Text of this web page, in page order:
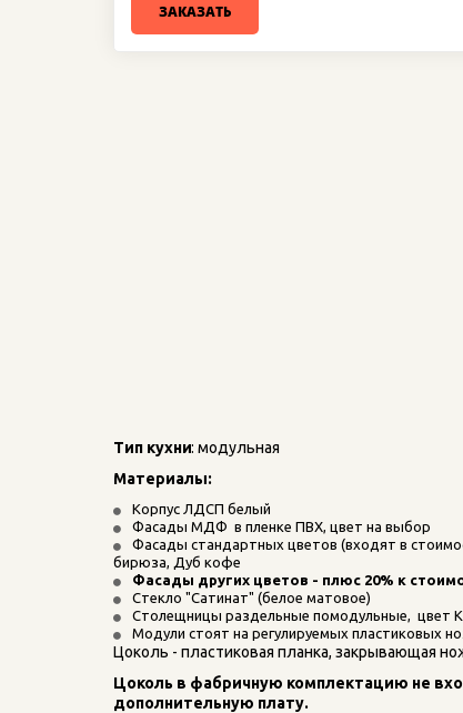
ЗАКАЗАТЬ
Тип кухни: модульная
Материалы:
Корпус ЛДСП белый
Фасады МДФ  в пленке ПВХ, цвет на выбор
Фасады стандартных цветов (входят в
бирюза, Дуб кофе
Фасады других цветов - плюс 20% к
Стекло "Сатинат" (белое матовое)
Столещницы раздельные помодульные,  цвет
Модули стоят на регулируемых пластиковых
Цоколь - пластиковая планка, закрывающая
Цоколь в фабричную комплектацию не
дополнительную плату.